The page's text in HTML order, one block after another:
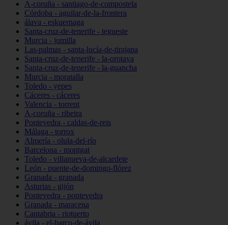
A-coruña - santiago-de-compostela
Córdoba - aguilar-de-la-frontera
álava - eskuernaga
Santa-cruz-de-tenerife - tegueste
Murcia - jumilla
Las-palmas - santa-lucía-de-tirajana
Santa-cruz-de-tenerife - la-orotava
Santa-cruz-de-tenerife - la-guancha
Murcia - moratalla
Toledo - yepes
Cáceres - cáceres
Valencia - torrent
A-coruña - ribeira
Pontevedra - caldas-de-reis
Málaga - torrox
Almería - olula-del-río
Barcelona - montgat
Toledo - villanueva-de-alcardete
León - puente-de-domingo-flórez
Granada - granada
Asturias - gijón
Pontevedra - pontevedra
Granada - maracena
Cantabria - riotuerto
ávila - el-barco-de-ávila